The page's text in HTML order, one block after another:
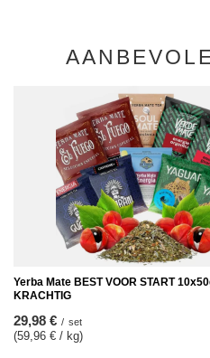
Yerba Mate BEST VOOR START
KRACHTIG
29,98 € / set
(59,96 € / kg)